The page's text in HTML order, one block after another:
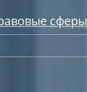
сферы